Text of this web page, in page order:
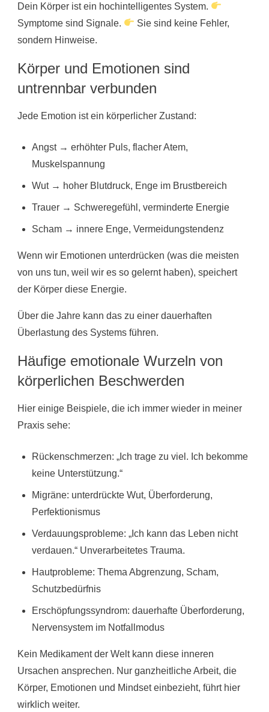
Dein Körper ist ein hochintelligentes System.
Symptome sind Signale.
Sie sind keine Fehler,
sondern Hinweise.
Körper und Emotionen sind
untrennbar verbunden
Jede Emotion ist ein körperlicher Zustand:
Angst → erhöhter Puls, flacher Atem,
Muskelspannung
Wut → hoher Blutdruck, Enge im Brustbereich
Trauer → Schweregefühl, verminderte Energie
Scham → innere Enge, Vermeidungstendenz
Wenn wir Emotionen unterdrücken (was die meisten
von uns tun, weil wir es so gelernt haben), speichert
der Körper diese Energie.
Über die Jahre kann das zu einer dauerhaften
Überlastung des Systems führen.
Häufige emotionale Wurzeln von
körperlichen Beschwerden
Hier einige Beispiele, die ich immer wieder in meiner
Praxis sehe:
Rückenschmerzen: „Ich trage zu viel. Ich bekomme
keine Unterstützung.“
Migräne: unterdrückte Wut, Überforderung,
Perfektionismus
Verdauungsprobleme: „Ich kann das Leben nicht
verdauen.“ Unverarbeitetes Trauma.
Hautprobleme: Thema Abgrenzung, Scham,
Schutzbedürfnis
Erschöpfungssyndrom: dauerhafte Überforderung,
Nervensystem im Notfallmodus
Kein Medikament der Welt kann diese inneren
Ursachen ansprechen. Nur ganzheitliche Arbeit, die
Körper, Emotionen und Mindset einbezieht, führt hier
wirklich weiter.